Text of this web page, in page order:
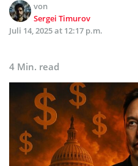
von
Sergei Timurov
Juli 14, 2025 at 12:17 p.m.
4 Min. read